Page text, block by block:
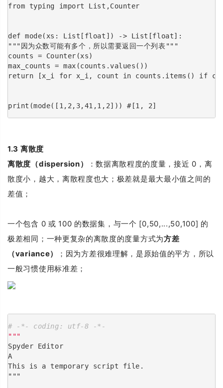
from typing import List,Counter
def mode(xs: List[float]) -> List[float]:
"""因为众数可能有多个，所以需要返回一个列表"""
counts = Counter(xs)
max_counts = max(counts.values())
return [x_i for x_i, count in counts.items() if
print(mode([1,2,3,41,1,2])) #[1, 2]
1.3 离散度
离散度（dispersion）
：数据离散程度的度量，接近 0，离
散度小，越大，离散程度也大；极差就是最大最小值之间的
差值；
一个包含 0 或 100 的数据集，与一个 [0,50,...,50,100] 的
极差相同；一种更复杂的离散度的度量方式为方差
（variance）
；因为方差很难理解，是原始值的平方，所以
一般习惯使用标准差；
# -*- coding: utf-8 -*-
"""
Spyder Editor
A
This is a temporary script file.
"""